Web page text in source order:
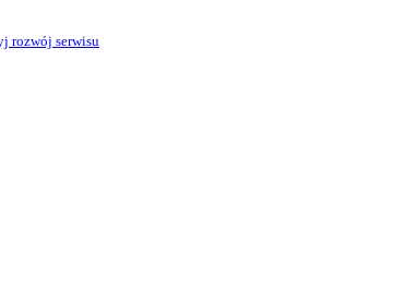
rozwój serwisu